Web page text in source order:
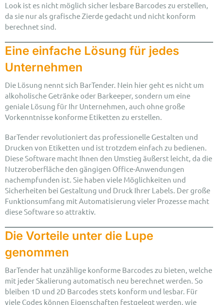
Look ist es nicht möglich sicher lesbare Barcodes zu erstellen,
da sie nur als grafische Zierde gedacht und nicht konform
berechnet sind.
Eine einfache Lösung für jedes
Unternehmen
Die Lösung nennt sich BarTender. Nein hier geht es nicht um
alkoholische Getränke oder Barkeeper, sondern um eine
geniale Lösung für Ihr Unternehmen, auch ohne große
Vorkenntnisse konforme Etiketten zu erstellen.
BarTender revolutioniert das professionelle Gestalten und
Drucken von Etiketten und ist trotzdem einfach zu bedienen.
Diese Software macht Ihnen den Umstieg äußerst leicht, da die
Nutzeroberfläche den gängigen Office-Anwendungen
nachempfunden ist. Sie haben viele Möglichkeiten und
Sicherheiten bei Gestaltung und Druck Ihrer Labels. Der große
Funktionsumfang mit Automatisierung vieler Prozesse macht
diese Software so attraktiv.
Die Vorteile unter die Lupe
genommen
BarTender hat unzählige konforme Barcodes zu bieten, welche
mit jeder Skalierung automatisch neu berechnet werden. So
bleiben 1D und 2D Barcodes stets konform und lesbar. Für
viele Codes können Eigenschaften festgelegt werden, wie